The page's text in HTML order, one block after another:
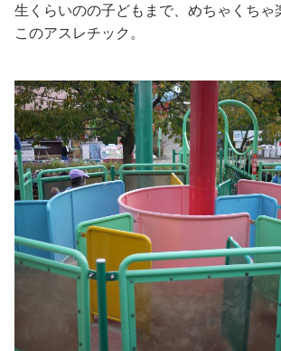
生くらいのの子どもまで、めちゃくちゃ
このアスレチック。